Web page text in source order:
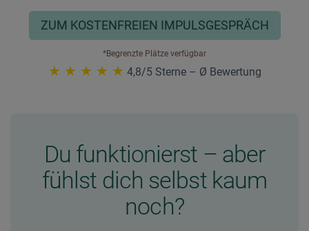
ZUM KOSTENFREIEN IMPULSGESPRÄCH
*Begrenzte Plätze verfügbar
★ ★ ★ ★ ★ 4,8/5 Sterne – Ø Bewertung
Du funktionierst – aber
fühlst dich selbst kaum
noch?